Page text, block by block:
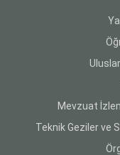
Mevzuat
Teknik Geziler ve